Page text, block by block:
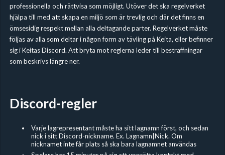
professionella och rättvisa som möjligt. Utöver det ska regelverket
hjälpa till med att skapa en miljö som är trevlig och där det finns en
ömsesidig respekt mellan alla deltagande parter. Regelverket måste
följas av alla som deltar i någon form av tävling på Keita, eller befinner
sig i Keitas Discord. Att bryta mot reglerna leder till bestraffningar
som beskrivs längre ner.
Discord-regler
Varje lagrepresentant måste ha sitt lagnamn först, och sedan
nick i sitt Discord-nickname. Ex. Lagnamn|Nick. Om
nicknamet inte får plats så ska bara lagnamnet användas